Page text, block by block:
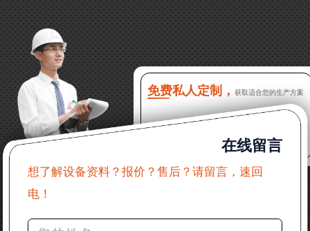
吗？
16分钟前 程先生：破碎生产线出个方案及报价，有什
么售后服务？
22分钟前 郑女士：想了解时产500吨锤破，加工石灰石
31分钟前 吴先生：成套石头破碎设备有吗？给个详细
产品资料
36分钟前 罗先生：每小时100吨左右的鄂破和反击破，
免费私人定制， 获取适合您的生产方案
在线留言
想了解设备资料？报价？售后？请留言，速回
电！